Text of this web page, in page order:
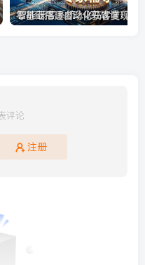
评论
注册